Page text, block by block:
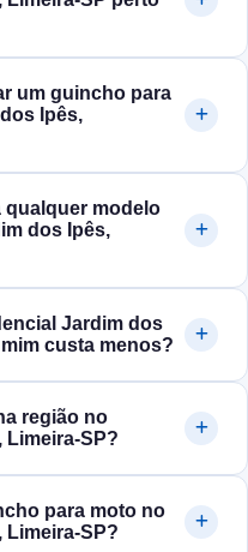
um guincho para
Ipês,
qualquer modelo
dos Ipês,
Jardim dos
custa menos?
região no
para moto no